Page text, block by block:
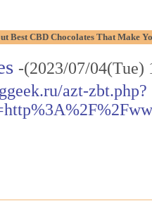
Best CBD Chocolates That Make
-(2023/07/
azt-zbt.php?